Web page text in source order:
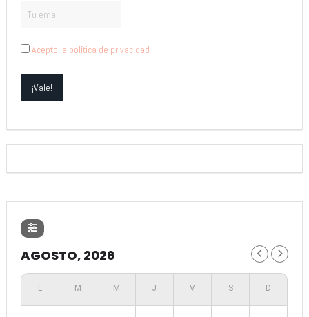
Acepto la política de privacidad
AGOSTO, 2026